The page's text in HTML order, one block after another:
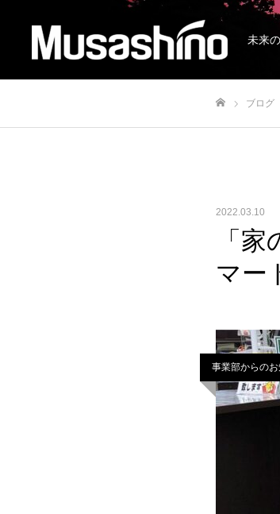
未来
ブログ
2022.03.10
「
マー
事業部からの